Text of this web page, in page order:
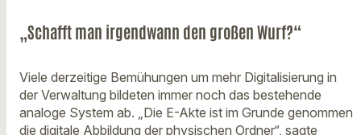
„Schafft man irgendwann den großen Wurf?“
Viele derzeitige Bemühungen um mehr Digitalisierung in
der Verwaltung bildeten immer noch das bestehende
analoge System ab. „Die E-Akte ist im Grunde genommen
die digitale Abbildung der physischen Ordner“, sagte